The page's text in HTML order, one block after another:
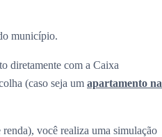
município.
diretamente com a Caixa
(caso seja um apartamento na
você realiza uma simulação